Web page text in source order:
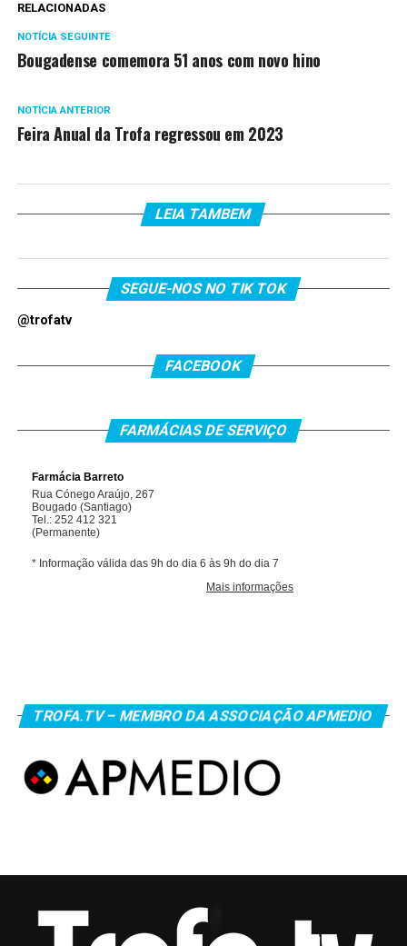
RELACIONADAS
NOTÍCIA SEGUINTE
Bougadense comemora 51 anos com novo hino
NOTÍCIA ANTERIOR
Feira Anual da Trofa regressou em 2023
LEIA TAMBEM
SEGUE-NOS NO TIK TOK
@trofatv
FACEBOOK
FARMÁCIAS DE SERVIÇO
TROFA.TV – MEMBRO DA ASSOCIAÇÃO APMEDIO